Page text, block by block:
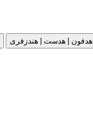
هدفون | هدست | هندزفری